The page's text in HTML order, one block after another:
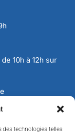
des technologies telles
10h à 12h sur